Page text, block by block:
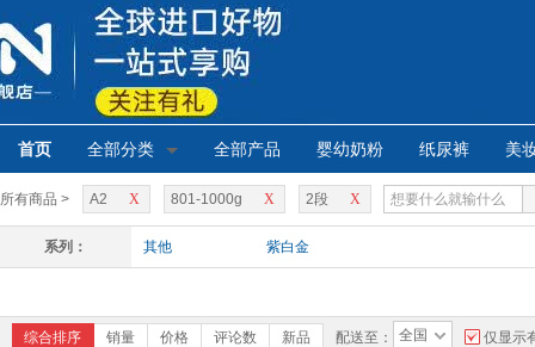
首页 全部分类 全部产品 婴幼奶粉 纸尿裤 美
所有商品 > X
A2 X
801-1000g X
2段
系列： 其他 紫白金
综合排序 销量 价格 评论数 新品 配送至： 全国 仅显示